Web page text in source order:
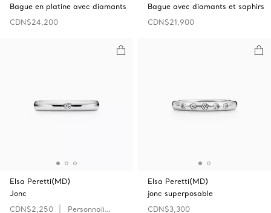
Bague en platine avec diamants
CDN$24,200
Bague avec diamants et saphirs
CDN$21,900
Elsa Peretti(MD)
Jonc
CDN$2,250
Personnaliser
Elsa Peretti(MD)
jonc superposable
CDN$3,300